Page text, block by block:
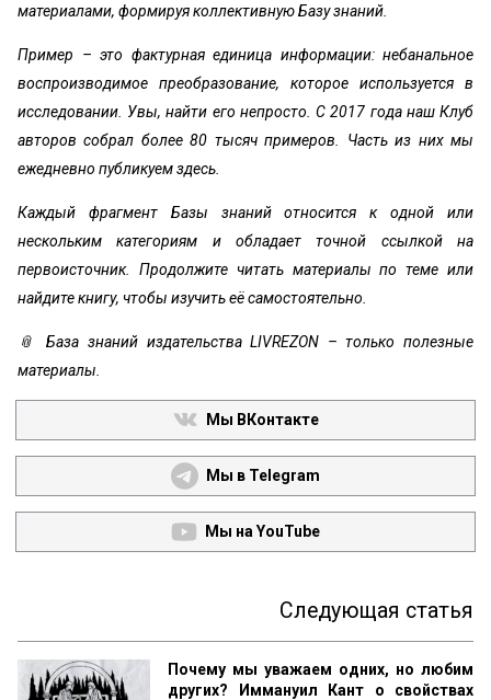
материалами, формируя коллективную Базу знаний.
Пример – это фактурная единица информации: небанальное
воспроизводимое преобразование, которое используется в
исследовании. Увы, найти его непросто. С 2017 года наш Клуб
авторов собрал более 80 тысяч примеров. Часть из них мы
ежедневно публикуем здесь.
Каждый фрагмент Базы знаний относится к одной или
нескольким категориям и обладает точной ссылкой на
первоисточник. Продолжите читать материалы по теме или
найдите книгу, чтобы изучить её самостоятельно.
📎 База знаний издательства LIVREZON – только полезные
материалы.
Мы ВКонтакте
Мы в Telegram
Мы на YouTube
Следующая статья
Почему мы уважаем одних, но любим
других? Иммануил Кант о свойствах